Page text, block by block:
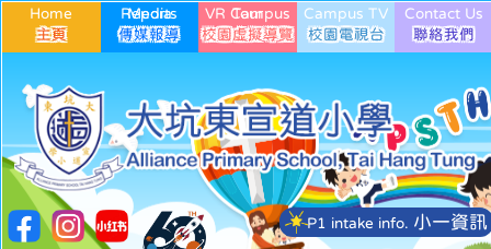
Home Media Reports VR Campus Tour Campus TV Contact Us
P1 intake info. 小一資訊